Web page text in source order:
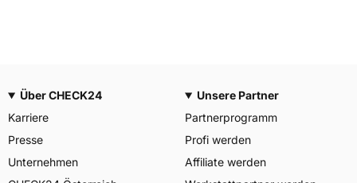
Über CHECK24
Karriere
Presse
Unternehmen
Unsere Partner
Partnerprogramm
Profi werden
Affiliate werden